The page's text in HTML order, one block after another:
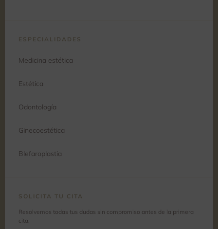
ESPECIALIDADES
Medicina estética
Estética
Odontología
Ginecoestética
Blefaroplastia
SOLICITA TU CITA
Resolvemos todas tus dudas sin compromiso antes de la primera
cita.